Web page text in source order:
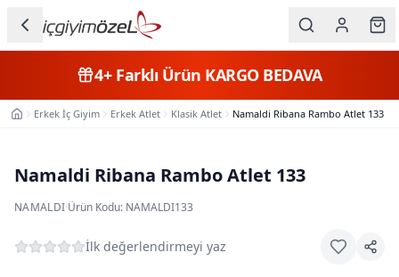
Kategorileri
Çocuk
Fantazi
4+Farklı Ürün KARGO BEDAVA
Ana SayfaErkek İç Giyim Erkek Atlet Klasik Atlet Namaldi Ribana Rambo Atlet 133
Namaldi Ribana Rambo Atlet 133
NAMALDI·Ürün Kodu: NAMALDI133
İlk değerlendirmeyi yaz